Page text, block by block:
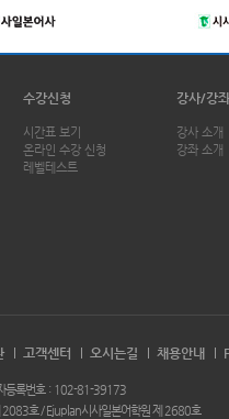
수강신청
시간표 보기
온라인 수강 신청
레벨테스트
강사/강좌
강사 소개
강좌 소개
고객센터 오시는길 채용안내
등록번호
102-81-39173
2083호 / Ejuplan시사일본어학원 제 2680호